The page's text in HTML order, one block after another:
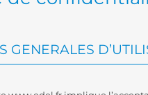
GENERALES